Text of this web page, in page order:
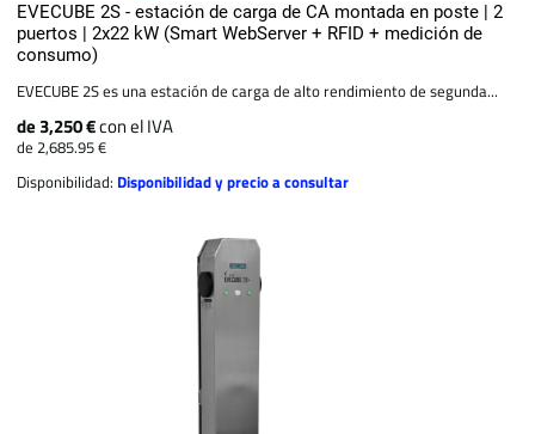
EVECUBE 2S - estación de carga de CA montada en poste | 2
puertos | 2x22 kW (Smart WebServer + RFID + medición de
consumo)
EVECUBE 2S es una estación de carga de alto rendimiento de segunda...
de 3,250 €con el IVA
de 2,685.95 €
Disponibilidad: Disponibilidad y precio a consultar